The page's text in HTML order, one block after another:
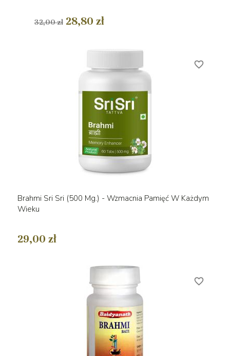
32,00 zł 28,80 zł
Brahmi Sri Sri (500 Mg.) - Wzmacnia Pamięć W Każdym
Wieku
29,00 zł
favorite_border
favorite_border